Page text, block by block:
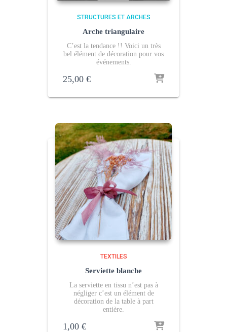
STRUCTURES ET ARCHES
Arche triangulaire
C’est la tendance !! Voici un très
bel élément de décoration pour vos
événements.
25,00 €
TEXTILES
Serviette blanche
La serviette en tissu n’est pas à
négliger c’est un élément de
décoration de la table à part
entière.
1,00 €